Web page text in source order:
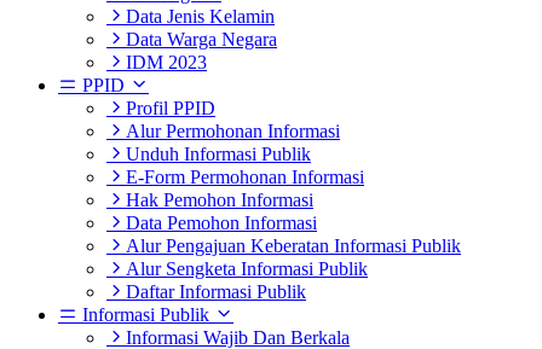
Data Jenis Kelamin
Data Warga Negara
IDM 2023
PPID
Profil PPID
Alur Permohonan Informasi
Unduh Informasi Publik
E-Form Permohonan Informasi
Hak Pemohon Informasi
Data Pemohon Informasi
Alur Pengajuan Keberatan Informasi Publik
Alur Sengketa Informasi Publik
Daftar Informasi Publik
Informasi Publik
Informasi Wajib Dan Berkala